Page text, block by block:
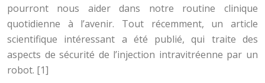
pourront nous aider dans notre routine clinique
quotidienne à l’avenir. Tout récemment, un article
scientifique intéressant a été publié, qui traite des
aspects de sécurité de l’injection intravitréenne par un
robot. [1]